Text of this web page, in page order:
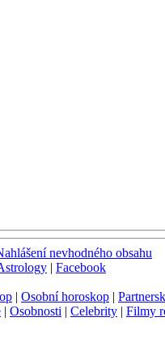
nevhodného obsahu
| Facebook
| Osobní horoskop |
| Osobnosti | Celebrity | Filmy